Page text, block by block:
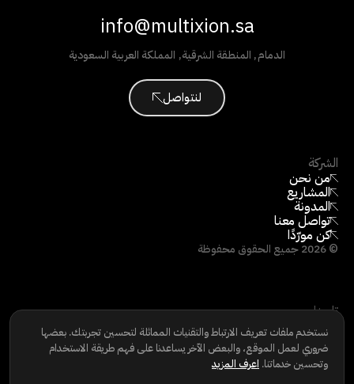
الشركة
من نحن
المشاريع
المدونة
تواصل معنا
كن مورّدًا
©
2026جميع الحقوق محفوظة
info@multixion.sa
الدمام, المنطقة الشرقية, المملكة العربية السعودية
لنتواصل
تابعنا
LINKEDIN
INSTAGRAM
FACEBOOK
سياسة الخصوصية|سياسة ملفات تعريف الارتباط
نستخدم ملفات تعريف الارتباط والتقنيات المماثلة لتحسين تجربتك. بعضها
ضروري لعمل الموقع، والبعض الآخر يساعدنا على فهم طريقة الاستخدام
وتحسين خدماتنا. اعرف المزيد